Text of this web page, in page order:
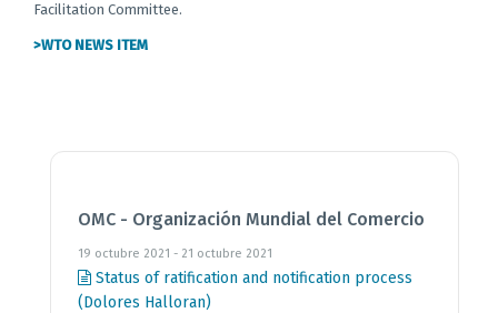
Facilitation Committee.
>WTO NEWS ITEM
OMC - Organización Mundial del Comercio
19 octubre 2021 - 21 octubre 2021
Status of ratification and notification process
(Dolores Halloran)